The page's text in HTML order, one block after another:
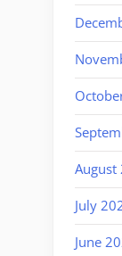
August
July
June